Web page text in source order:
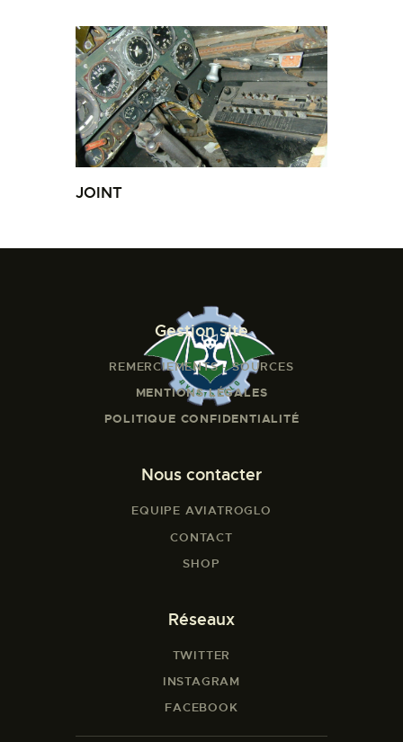
JOINT
Gestion site
REMERCIEMENTS - SOURCES
MENTIONS LÉGALES
POLITIQUE CONFIDENTIALITÉ
Nous contacter
EQUIPE AVIATROGLO
CONTACT
SHOP
Réseaux
TWITTER
INSTAGRAM
FACEBOOK